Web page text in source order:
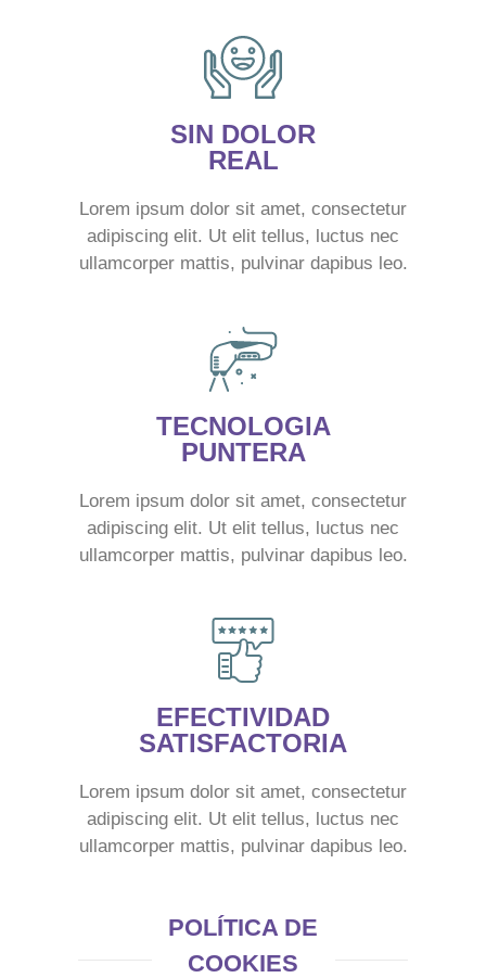
SIN DOLOR
REAL
Lorem ipsum dolor sit amet, consectetur
adipiscing elit. Ut elit tellus, luctus nec
ullamcorper mattis, pulvinar dapibus leo.
TECNOLOGIA
PUNTERA
Lorem ipsum dolor sit amet, consectetur
adipiscing elit. Ut elit tellus, luctus nec
ullamcorper mattis, pulvinar dapibus leo.
EFECTIVIDAD
SATISFACTORIA
Lorem ipsum dolor sit amet, consectetur
adipiscing elit. Ut elit tellus, luctus nec
ullamcorper mattis, pulvinar dapibus leo.
POLÍTICA DE
COOKIES